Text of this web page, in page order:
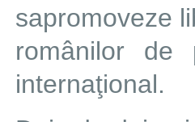
sapromoveze
românilor de
internaţional.